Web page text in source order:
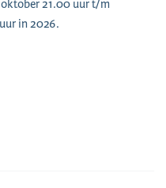
21.00 uur t/m
in 2026.